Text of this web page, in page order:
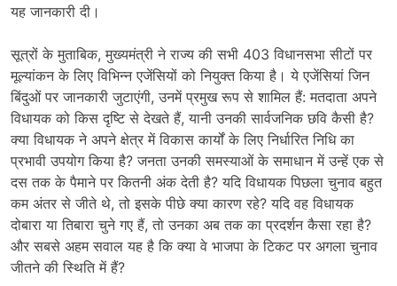
यह जानकारी दी।
सूत्रों के मुताबिक, मुख्यमंत्री ने राज्य की सभी 403 विधानसभा सीटों पर
मूल्यांकन के लिए विभिन्न एजेंसियों को नियुक्त किया है। ये एजेंसियां जिन
बिंदुओं पर जानकारी जुटाएंगी, उनमें प्रमुख रूप से शामिल हैं: मतदाता अपने
विधायक को किस दृष्टि से देखते हैं, यानी उनकी सार्वजनिक छवि कैसी है?
क्या विधायक ने अपने क्षेत्र में विकास कार्यों के लिए निर्धारित निधि का
प्रभावी उपयोग किया है? जनता उनकी समस्याओं के समाधान में उन्हें एक से
दस तक के पैमाने पर कितनी अंक देती है? यदि विधायक पिछला चुनाव बहुत
कम अंतर से जीते थे, तो इसके पीछे क्या कारण रहे? यदि वह विधायक
दोबारा या तिबारा चुने गए हैं, तो उनका अब तक का प्रदर्शन कैसा रहा है?
और सबसे अहम सवाल यह है कि क्या वे भाजपा के टिकट पर अगला चुनाव
जीतने की स्थिति में हैं?